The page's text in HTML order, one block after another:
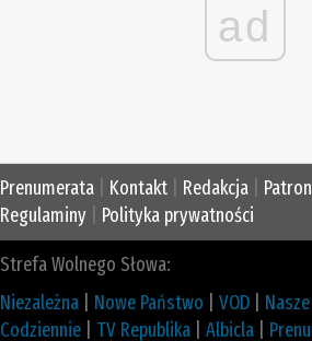
ad
Prenumerata Kontakt Redakcja
Regulaminy
Polityka prywatności
Strefa Wolnego Słowa:
Niezależna
Nowe Państwo VOD
Codziennie
TV Republika Albicla